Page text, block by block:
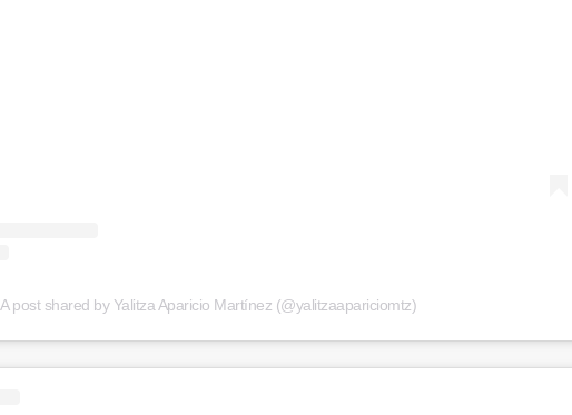
A post shared by Yalitza Aparicio Martínez (@yalitzaapariciomtz)